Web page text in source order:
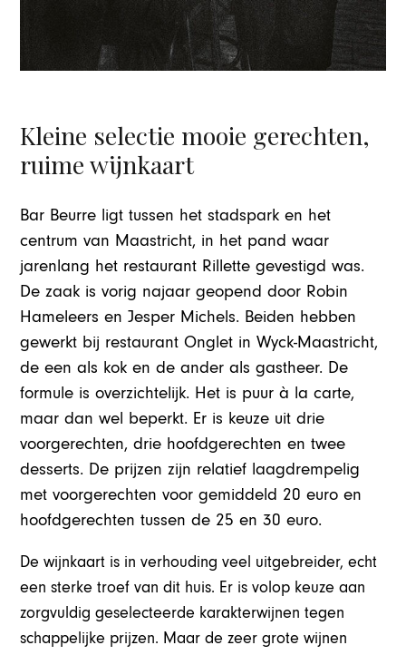
Kleine selectie mooie gerechten,
ruime wijnkaart
Bar Beurre ligt tussen het stadspark en het
centrum van Maastricht, in het pand waar
jarenlang het restaurant Rillette gevestigd was.
De zaak is vorig najaar geopend door Robin
Hameleers en Jesper Michels. Beiden hebben
gewerkt bij restaurant Onglet in Wyck-Maastricht,
de een als kok en de ander als gastheer. De
formule is overzichtelijk. Het is puur à la carte,
maar dan wel beperkt. Er is keuze uit drie
voorgerechten, drie hoofdgerechten en twee
desserts. De prijzen zijn relatief laagdrempelig
met voorgerechten voor gemiddeld 20 euro en
hoofdgerechten tussen de 25 en 30 euro.
De wijnkaart is in verhouding veel uitgebreider, echt
een sterke troef van dit huis. Er is volop keuze aan
zorgvuldig geselecteerde karakterwijnen tegen
schappelijke prijzen. Maar de zeer grote wijnen